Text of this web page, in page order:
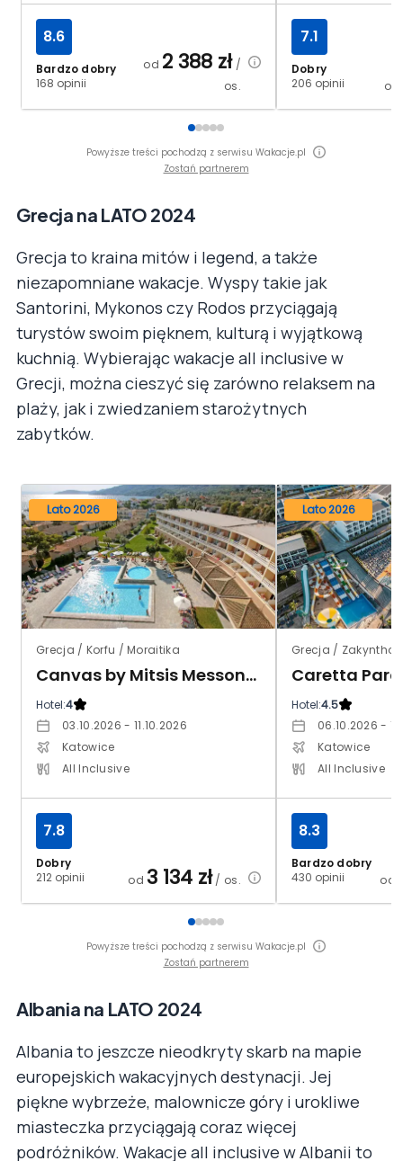
Bardzo dobry
168 opinii
8.6
od 2 388 zł/
os.
Dobry
206 opinii
7.1
od
Powyższe treści pochodzą z serwisu Wakacje.pl
Zostań partnerem
Grecja na LATO 2024
Grecja to kraina mitów i legend, a także
niezapomniane wakacje. Wyspy takie jak
Santorini, Mykonos czy Rodos przyciągają
turystów swoim pięknem, kulturą i wyjątkową
kuchnią. Wybierając wakacje all inclusive w
Grecji, można cieszyć się zarówno relaksem na
plaży, jak i zwiedzaniem starożytnych
zabytków.
Lato 2026
Grecja / Korfu / Moraitika
Canvas by Mitsis Messonghi
Hotel:4
03.10.2026 - 11.10.2026
Katowice
All Inclusive
Dobry
212 opinii
7.8
od 3 134 zł/ os.
Lato 2026
Grecja /
Caretta
Hotel:4.5
06.10.2026 -
Katowice
All Inclusive
Bardzo dobry
430 opinii
8.3
od
Powyższe treści pochodzą z serwisu Wakacje.pl
Zostań partnerem
Albania na LATO 2024
Albania to jeszcze nieodkryty skarb na mapie
europejskich wakacyjnych destynacji. Jej
piękne wybrzeże, malownicze góry i urokliwe
miasteczka przyciągają coraz więcej
podróżników. Wakacje all inclusive w Albanii to